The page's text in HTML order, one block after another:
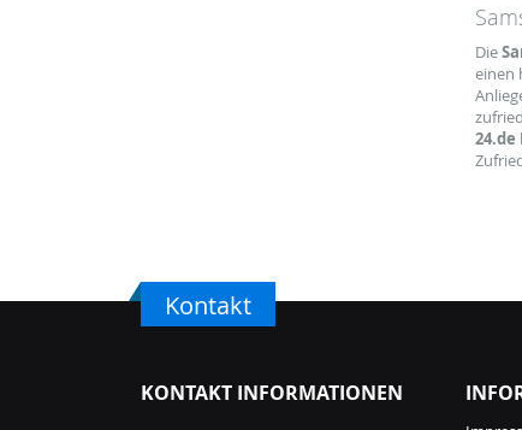
Die
einen
24.de
Kontakt
KONTAKT INFORMATIONEN